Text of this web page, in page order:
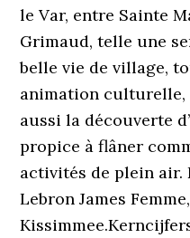
le Var, entre Sainte
Grimaud, telle une
belle vie de village,
animation culturelle,
aussi la découverte
propice à flâner
activités de plein air.
Lebron James